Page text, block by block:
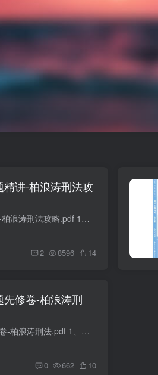
讲-柏浪涛刑法攻
2022柏杜法考-客观题精讲-柏浪涛刑法攻略.pdf 1、本品为虚拟产品，不支持七天无理由退货！2、本品为pdf格式的电子书，清晰，适合电脑手机阅读，或者打印后阅读，不支持编辑。3、关于水印：统一...
2 8596 14
修卷-柏浪涛刑
2022众和法考-客观题先修卷-柏浪涛刑法.pdf 1、本品为虚拟产品，不支持七天无理由退货！2、本品为pdf格式的电子书，清晰，适合电脑手机阅读，或者打印后阅读，不支持编辑。3、关于水印：统一回...
0 662 10